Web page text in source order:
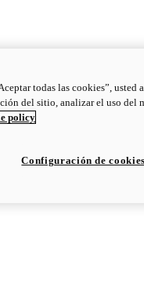
todas las cookies”, usted
del sitio, analizar el uso del
policy
Configuración de cookies